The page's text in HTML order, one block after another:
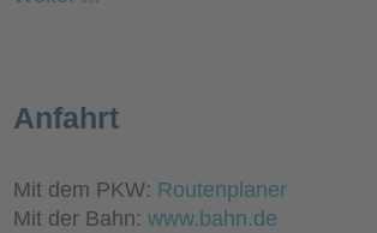
Anfahrt
Mit dem PKW: Routenplaner
Mit der Bahn:www.bahn.de